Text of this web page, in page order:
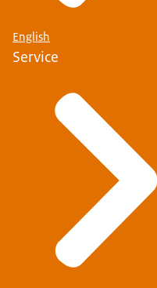
English
Service